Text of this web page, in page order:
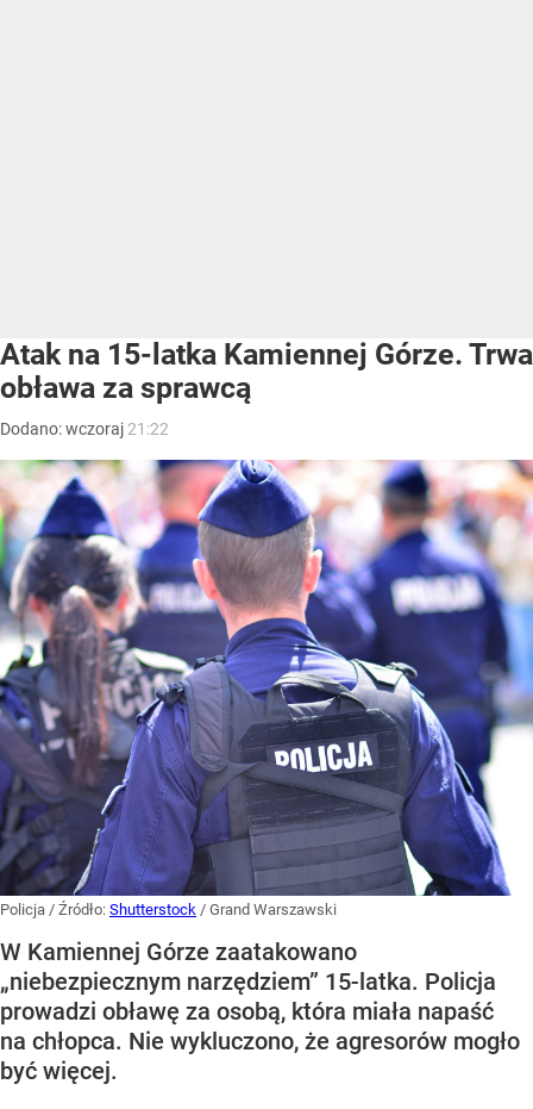
Atak na 15-latka Kamiennej Górze. Trwa
obława za sprawcą
Dodano:wczoraj 21:22
Policja / Źródło: Shutterstock / Grand Warszawski
W Kamiennej Górze zaatakowano
„niebezpiecznym narzędziem” 15-latka. Policja
prowadzi obławę za osobą, która miała napaść
na chłopca. Nie wykluczono, że agresorów mogło
być więcej.